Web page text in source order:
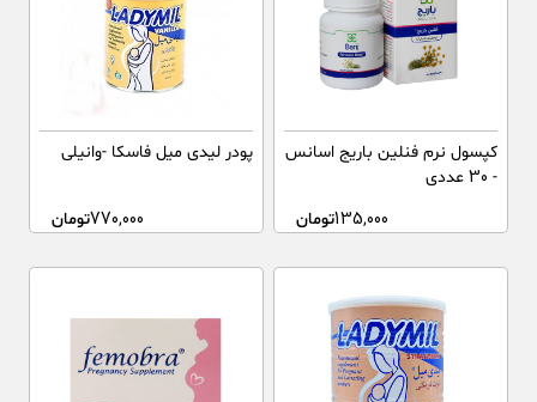
کپسول نرم فنلین باریج اسانس
- 30 عددی
135,000تومان
پودر لیدی میل فاسکا -وانیلی
770,000تومان